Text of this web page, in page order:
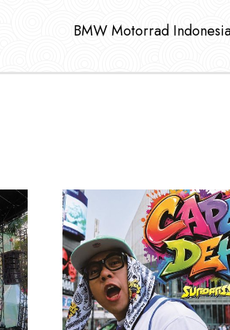
BMW Motorrad